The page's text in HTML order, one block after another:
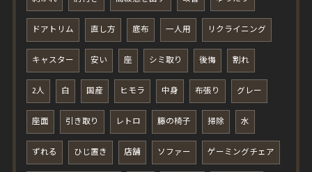
ドアトリム 直し方 底布 一人用 リクライニング
キャスター 安い 座 シミ取り 後悔 割れ
2人 白 国産 ヒモラ 中身 布張り グレー
座面 引き取り レトロ 籐の椅子 掃除 水
ずれる ひじ置き 店舗 ソファー ゲーミングチェア